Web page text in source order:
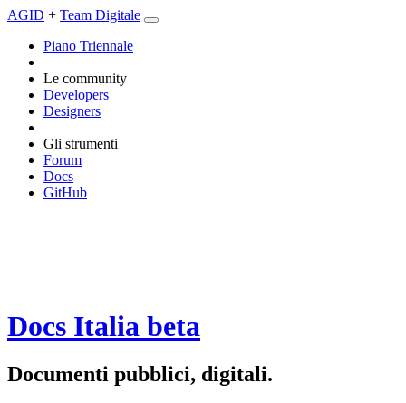
AGID + Team Digitale
Piano Triennale
Le community
Developers
Designers
Gli strumenti
Forum
Docs
GitHub
Docs Italia beta
Documenti pubblici, digitali.